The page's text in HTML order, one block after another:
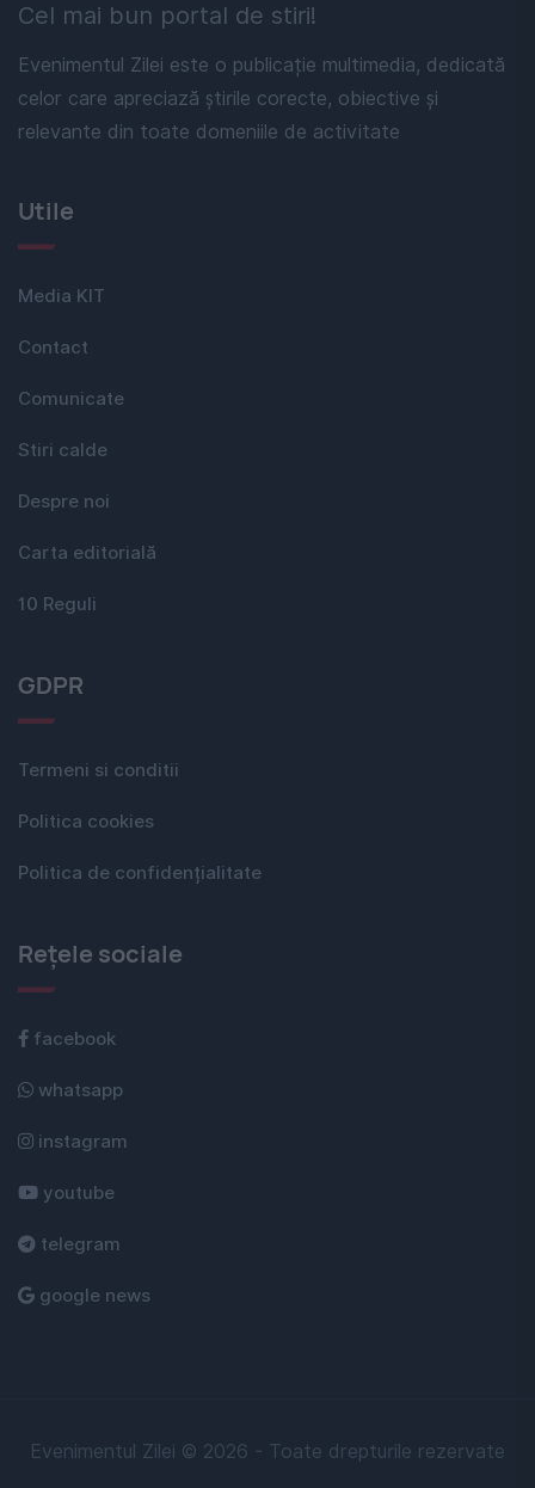
Cel mai bun portal de stiri!
Evenimentul Zilei este o publicație multimedia, dedicată
celor care apreciază știrile corecte, obiective și
relevante din toate domeniile de activitate
Utile
Media KIT
Contact
Comunicate
Stiri calde
Despre noi
Carta editorială
10 Reguli
GDPR
Termeni si conditii
Politica cookies
Politica de confidențialitate
Rețele sociale
facebook
whatsapp
instagram
youtube
telegram
google news
Evenimentul Zilei © 2026 - Toate drepturile rezervate